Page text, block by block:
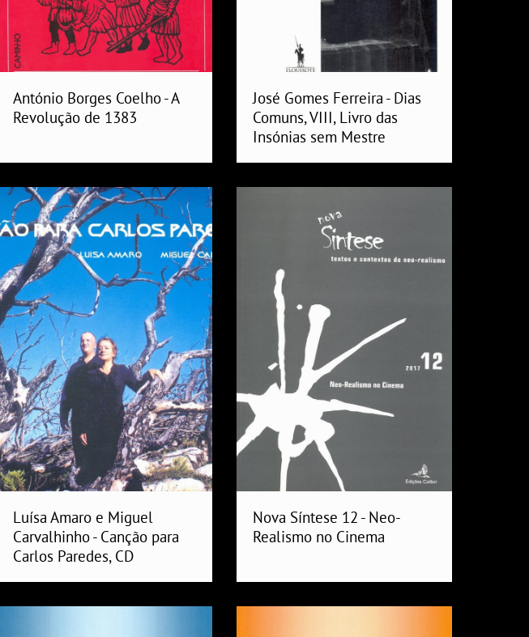
António Borges Coelho - A
Revolução de 1383
José Gomes Ferreira - Dias
Comuns, VIII, Livro das
Insónias sem Mestre
Luísa Amaro e Miguel
Carvalhinho - Canção para
Carlos Paredes, CD
Nova Síntese 12 - Neo-
Realismo no Cinema